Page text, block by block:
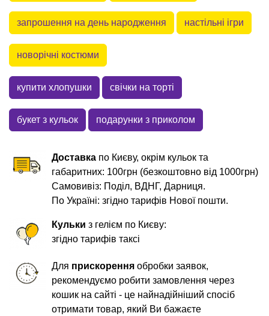
запрошення на день народження настільні ігри
новорічні костюми
купити хлопушки свічки на торті
букет з кульок подарунки з приколом
Доставка по Києву, окрім кульок та
габаритних: 100грн (безкоштовно від 1000грн)
Самовивіз: Поділ, ВДНГ, Дарниця.
По Україні: згідно тарифів Нової пошти.
Кульки з гелієм по Києву:
згідно тарифів таксі
Для прискорення обробки заявок,
рекомендуємо робити замовлення через
кошик на сайті - це найнадійніший спосіб
отримати товар, який Ви бажаєте